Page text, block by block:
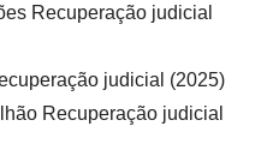
Recuperação judicial
judicial (2025)
Recuperação judicial